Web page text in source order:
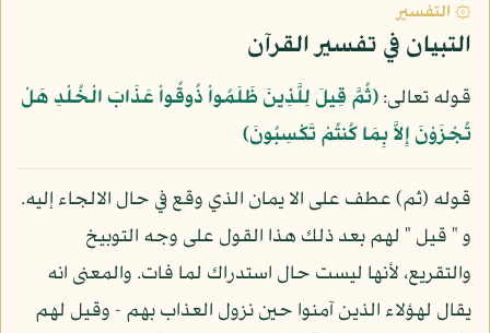
۞ التفسير
التبيان في تفسير القرآن
قوله تعالى:﴿ثُمَّ قِيلَ لِلَّذِينَ ظَلَمُواْ ذُوقُواْ عَذَابَ الْخُلْدِ هَلْ
تُجْزَوْنَ إِلاَّ بِمَا كُنتُمْ تَكْسِبُونَ﴾
قوله (ثم) عطف على الا يمان الذي وقع في حال الالجاء إليه.
و " قيل " لهم بعد ذلك هذا القول على وجه التوبيخ
والتقريع، لأنها ليست حال استدراك لما فات. والمعنى انه
يقال لهؤلاء الذين آمنوا حين نزول العذاب بهم - وقيل لهم